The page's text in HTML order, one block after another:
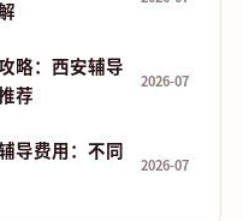
略：西安辅导
荐
2026-07
导费用：不同
2026-07